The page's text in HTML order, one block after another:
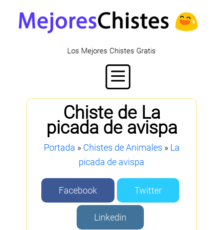
Los Mejores Chistes Gratis
Chiste de La
picada de avispa
Portada » Chistes de Animales » La
picada de avispa
Facebook Twitter
Linkedin